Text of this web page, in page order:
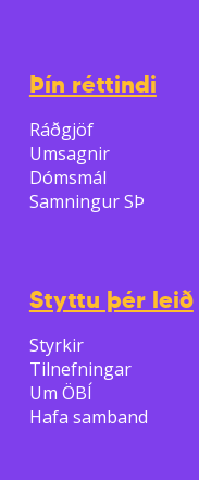
Þín réttindi
Ráðgjöf
Umsagnir
Dómsmál
Samningur SÞ
Styttu þér leið
Styrkir
Tilnefningar
Um ÖBÍ
Hafa samband